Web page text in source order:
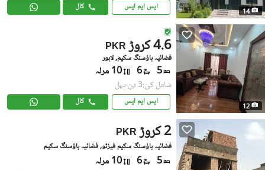
14 ایس ایم ایس کال
12
PKR 4.6 کروڑ
فضائیہ ہاؤسنگ سکیم, لاہور
5
6 10 مرلہ
شامل کی:3 دن پہل
ایس ایم ایس کال
PKR 2 کروڑ
فضائیہ ہاؤسنگ سکیم فیزٹو, فضائیہ ہاؤسنگ سکیم
5
6 10 مرلہ